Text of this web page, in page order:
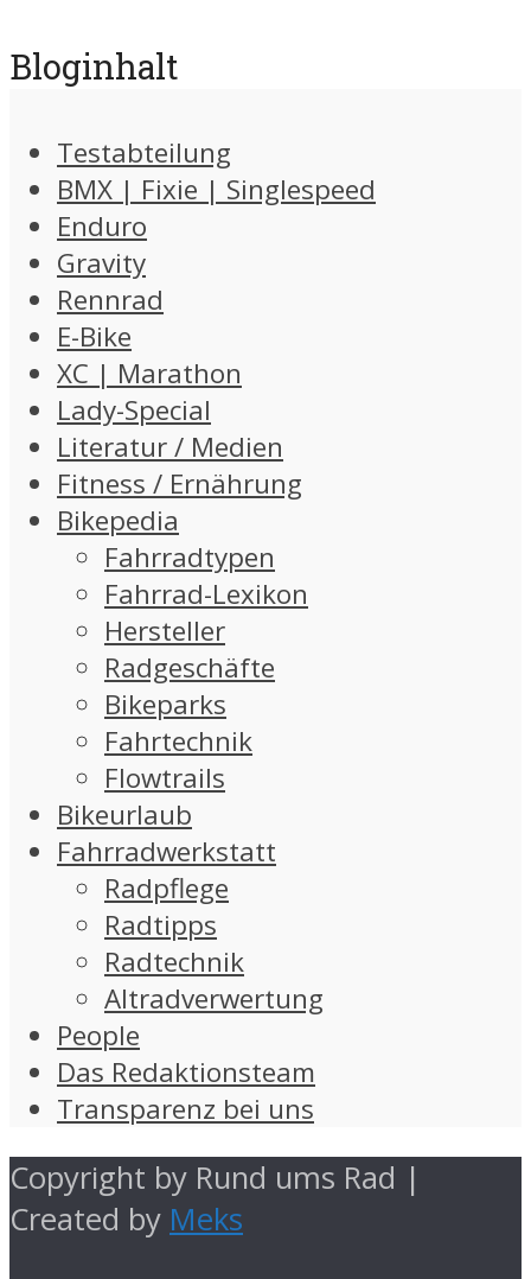
Bloginhalt
Testabteilung
BMX | Fixie | Singlespeed
Enduro
Gravity
Rennrad
E-Bike
XC | Marathon
Lady-Special
Literatur / Medien
Fitness / Ernährung
Bikepedia
Fahrradtypen
Fahrrad-Lexikon
Hersteller
Radgeschäfte
Bikeparks
Fahrtechnik
Flowtrails
Bikeurlaub
Fahrradwerkstatt
Radpflege
Radtipps
Radtechnik
Altradverwertung
People
Das Redaktionsteam
Transparenz bei uns
Copyright by Rund ums Rad |
Created by Meks